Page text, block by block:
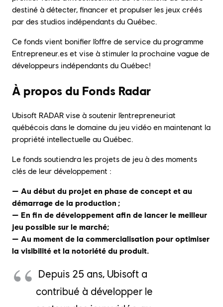
destiné à détecter, financer et propulser les jeux créés
par des studios indépendants du Québec.
Ce fonds vient bonifier l’offre de service du programme
Entrepreneur.es et vise à stimuler la prochaine vague de
développeurs indépendants du Québec!
À propos du Fonds Radar
Ubisoft RADAR vise à soutenir l’entrepreneuriat
québécois dans le domaine du jeu vidéo en maintenant la
propriété intellectuelle au Québec.
Le fonds soutiendra les projets de jeu à des moments
clés de leur développement :
— Au début du projet en phase de concept et au
démarrage de la production ;
— En fin de développement afin de lancer le meilleur
jeu possible sur le marché;
— Au moment de la commercialisation pour optimiser
la visibilité et la notoriété du produit.
Depuis 25 ans, Ubisoft a
contribué à développer le